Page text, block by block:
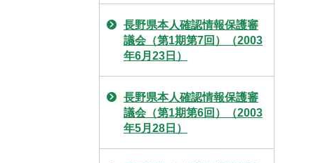
長野県本人確認情報保護審
議会（第1期第7回）（2003
年6月23日）
長野県本人確認情報保護審
議会（第1期第6回）（2003
年5月28日）